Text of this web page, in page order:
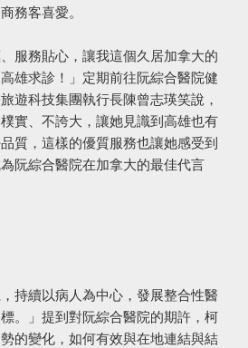
務客喜愛。
服務貼心，讓我這個久居加拿大的
雄求診！」定期前往阮綜合醫院健
遊科技集團執行長陳曾志瑛笑說，
實、不誇大，讓她見識到高雄也有
質，這樣的優質服務也讓她感受到
阮綜合醫院在加拿大的最佳代言
持續以病人為中心，發展整合性醫
。」提到對阮綜合醫院的期許，柯
的變化，如何有效與在地連結與結